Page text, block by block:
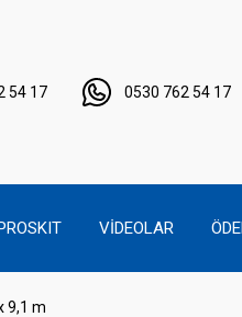
54 17 0530 762 54 17
VİDEOLAR
9,1 m